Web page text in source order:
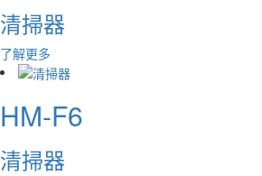
清掃器
了解更多
HM-F6
清掃器